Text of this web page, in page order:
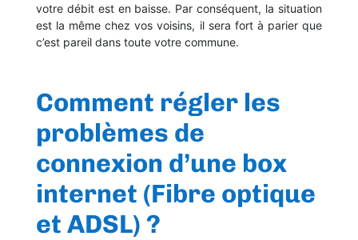
votre débit est en baisse. Par conséquent, la situation
est la même chez vos voisins, il sera fort à parier que
c’est pareil dans toute votre commune.
Comment régler les
problèmes de
connexion d’une box
internet (Fibre optique
et ADSL) ?